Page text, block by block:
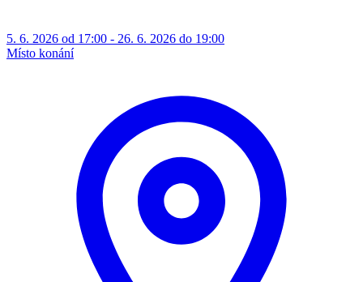
5. 6. 2026 od 17:00 - 26. 6. 2026 do 19:00
Místo konání